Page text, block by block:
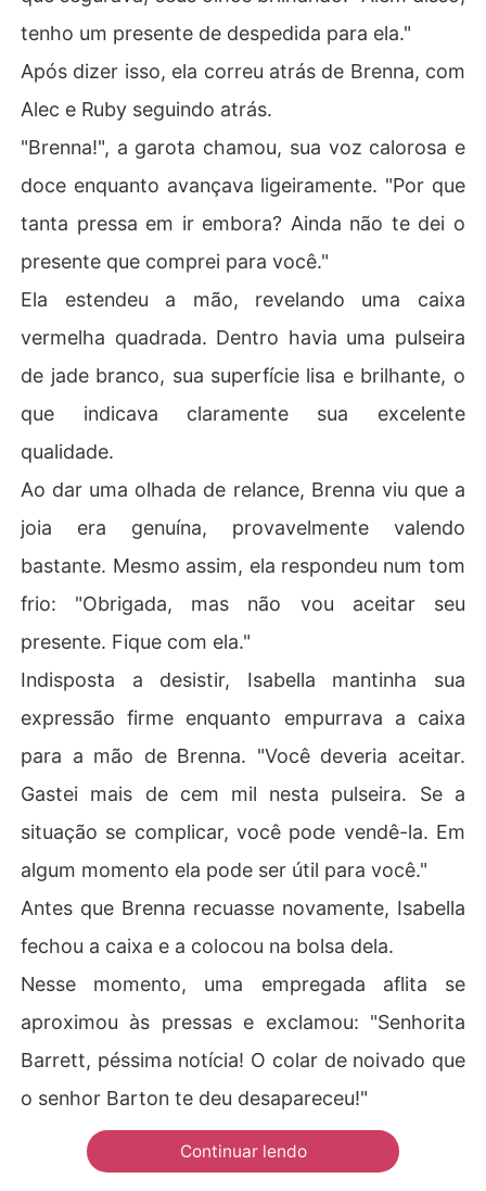
tenho um presente de despedida para ela."
Após dizer isso, ela correu atrás de Brenna, com
Alec e Ruby seguindo atrás.
"Brenna!", a garota chamou, sua voz calorosa e
doce enquanto avançava ligeiramente. "Por que
tanta pressa em ir embora? Ainda não te dei o
presente que comprei para você."
Ela estendeu a mão, revelando uma caixa
vermelha quadrada. Dentro havia uma pulseira
de jade branco, sua superfície lisa e brilhante, o
que indicava claramente sua excelente
qualidade.
Ao dar uma olhada de relance, Brenna viu que a
joia era genuína, provavelmente valendo
bastante. Mesmo assim, ela respondeu num tom
frio: "Obrigada, mas não vou aceitar seu
presente. Fique com ela."
Indisposta a desistir, Isabella mantinha sua
expressão firme enquanto empurrava a caixa
para a mão de Brenna. "Você deveria aceitar.
Gastei mais de cem mil nesta pulseira. Se a
situação se complicar, você pode vendê-la. Em
algum momento ela pode ser útil para você."
Antes que Brenna recuasse novamente, Isabella
fechou a caixa e a colocou na bolsa dela.
Nesse momento, uma empregada aflita se
aproximou às pressas e exclamou: "Senhorita
Barrett, péssima notícia! O colar de noivado que
o senhor Barton te deu desapareceu!"
Continuar lendo